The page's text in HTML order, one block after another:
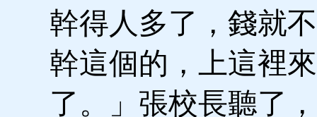
幹得人多了，錢就
幹這個的，上這裡
了。」張校長聽了